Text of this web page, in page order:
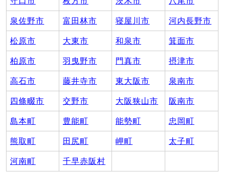
泉佐野市 富田林市 寝屋川市 河内長野市
松原市 大東市 和泉市 箕面市
柏原市 羽曳野市 門真市 摂津市
高石市 藤井寺市 東大阪市 泉南市
四條畷市 交野市 大阪狭山市 阪南市
島本町 豊能町 能勢町 忠岡町
熊取町 田尻町 岬町 太子町
河南町 千早赤阪村